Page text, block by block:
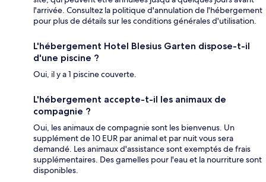
l'arrivée. Consultez la politique d'annulation de l'hébergement
pour plus de détails sur les conditions générales d'utilisation.
L'hébergement Hotel Blesius Garten dispose-t-il
d'une piscine ?
Oui, il y a 1 piscine couverte.
L'hébergement accepte-t-il les animaux de
compagnie ?
Oui, les animaux de compagnie sont les bienvenus. Un
supplément de 10 EUR par animal et par nuit vous sera
demandé. Les animaux d'assistance sont exemptés de frais
supplémentaires. Des gamelles pour l'eau et la nourriture sont
disponibles.